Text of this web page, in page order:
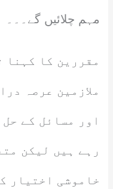
مہم چلائیں گے۔۔۔
مقررین کا کہنا
ملازمین عرصہ
اور مسائل کے
رہے ہیں لیکن
خاموشی اختیار